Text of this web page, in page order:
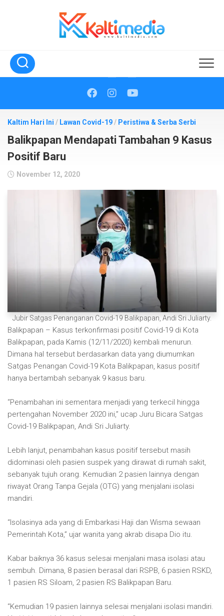
Kaltim Hari Ini / Lawan Covid-19/ Peristiwa & Serba Serbi
Balikpapan Mendapati Tambahan 9 Kasus
Positif Baru
November 12, 2020
Jubir Satgas Penanganan Covid-19 Balikpapan, Andi Sri Juliarty.
Balikpapan – Kasus terkonfirmasi positif Covid-19 di Kota
Balikpapan, pada Kamis (12/11/2020) kembali menurun.
Dimana hal tersebut berdasarkan data yang diumumkan
Satgas Penangan Covid-19 Kota Balikpapan, kasus positif
hanya bertambah sebanyak 9 kasus baru.
“Penambahan ini sementara menjadi yang terkecil hingga
pertengahan November 2020 ini,” ucap Juru Bicara Satgas
Covid-19 Balikpapan, Andi Sri Juliarty.
Lebih lanjut, penambahan kasus positif tersebut masih
didominasi oleh pasien suspek yang dirawat di rumah sakit,
sebanyak tujuh orang. Kemudian 2 pasien lainnya dengan
riwayat Orang Tanpa Gejala (OTG) yang menjalani isolasi
mandiri.
“Isolasinya ada yang di Embarkasi Haji dan Wisma sewaan
Pemerintah Kota,” ujar wanita yang akrab disapa Dio itu.
Kabar baiknya 36 kasus selesai menjalani masa isolasi atau
sembuh. Dimana, 8 pasien berasal dari RSPB, 6 pasien RSKD,
1 pasien RS Siloam, 2 pasien RS Balikpapan Baru.
“Kemudian 19 pasien lainnya selesai menjalani isolasi mandiri.